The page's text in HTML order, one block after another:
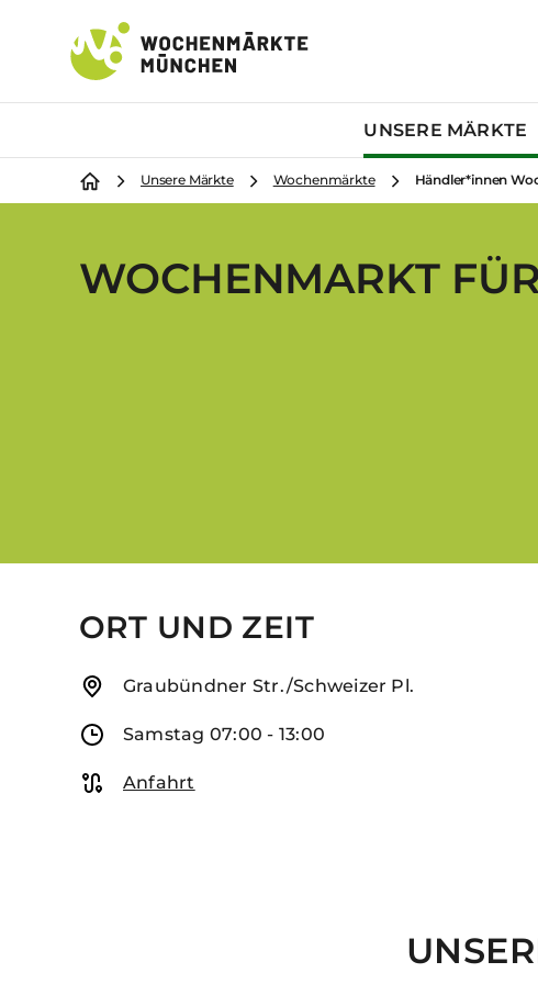
UNSERE MÄRKTE
Unsere Märkte Wochenmärkte Händler*innen
WOCHENMARKT
ORT UND ZEIT
Adresse
Graubündner Str./Schweizer Pl.
Öffnungszeiten
Samstag 07:00 - 13:00
Anfahrt
Anfahrt